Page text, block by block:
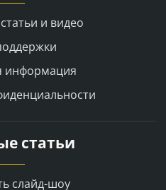
и видео
информация
статьи
слайд-шоу